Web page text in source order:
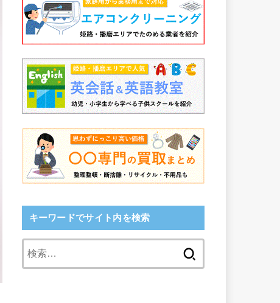
キーワードでサイト内を検索